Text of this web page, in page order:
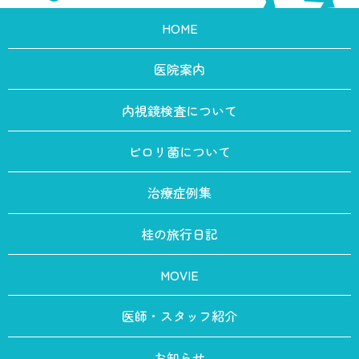
HOME
医院案内
内視鏡検査について
ピロリ菌について
治療症例集
桂の旅行日記
MOVIE
医師・スタッフ紹介